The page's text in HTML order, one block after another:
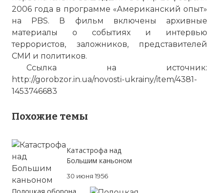
2006 года в программе «Американский опыт»
на PBS. В фильм включены архивные
материалы о событиях и интервью
террористов, заложников, представителей
СМИ и политиков.
Ссылка на источник:
http://gorobzor.in.ua/novosti-ukrainy/item/4381-
1453746683
Похожие темы
Катастрофа над
Большим каньоном
30 июня 1956